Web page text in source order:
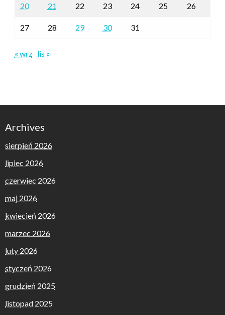
20 21 22 23 24 25 26
27 28 29 30 31
« wrz lis »
Archives
sierpień 2026
lipiec 2026
czerwiec 2026
maj 2026
kwiecień 2026
marzec 2026
luty 2026
styczeń 2026
grudzień 2025
listopad 2025